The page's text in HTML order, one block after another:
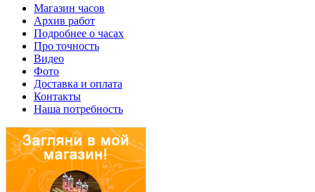
Магазин часов
Архив работ
Подробнее о часах
Про точность
Видео
Фото
Доставка и оплата
Контакты
Наша потребность